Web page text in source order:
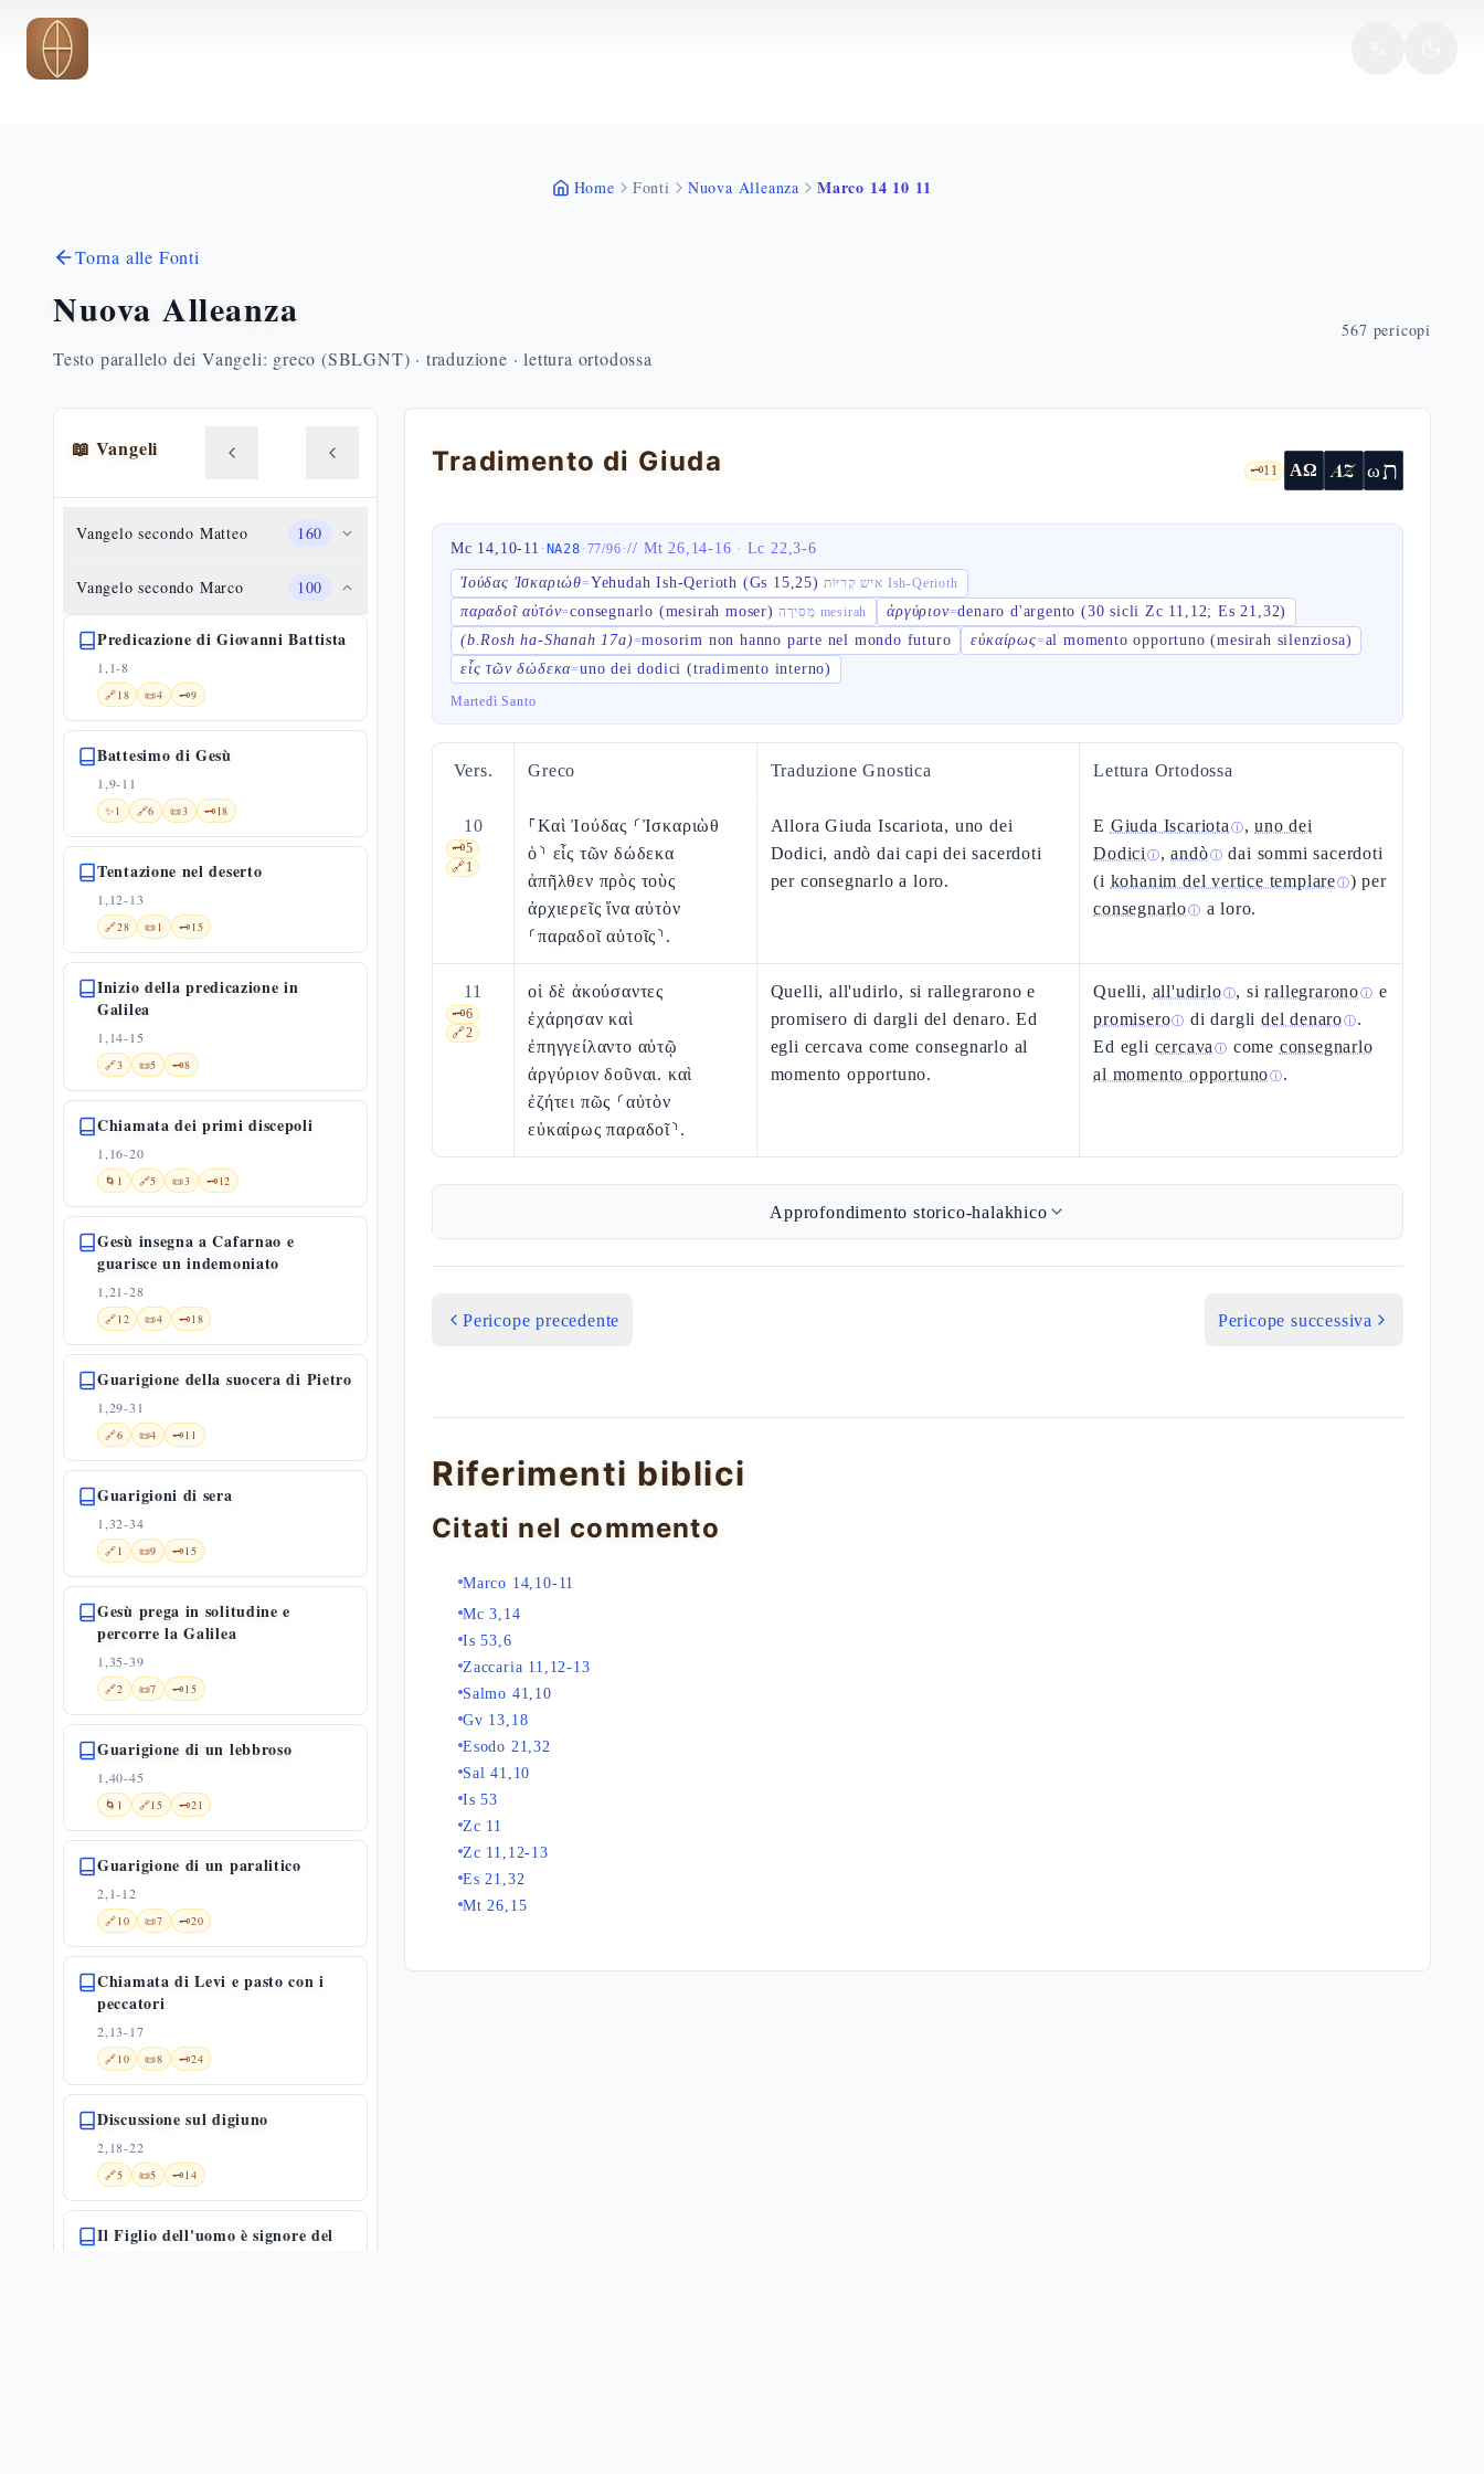
Vai al contenuto principale
Home Fonti Nuova Alleanza Marco 14 10 11
Torna alle Fonti
Nuova Alleanza
Testo parallelo dei Vangeli: greco (SBLGNT) · traduzione · lettura ortodossa
567 pericopi
📖 Vangeli
Vangelo secondo Matteo 160
Vangelo secondo Marco 100
Predicazione di Giovanni Battista
1,1-8
🔗18 📜4 🗝️9
Battesimo di Gesù
1,9-11
✨1 🔗6 📜3 🗝️18
Tentazione nel deserto
1,12-13
🔗28 📜1 🗝️15
Inizio della predicazione in
Galilea
1,14-15
🔗3 📜5 🗝️8
Chiamata dei primi discepoli
1,16-20
🌀 1 🔗5 📜3 🗝️12
Gesù insegna a Cafarnao e
guarisce un indemoniato
1,21-28
🔗12 📜4 🗝️18
Guarigione della suocera di Pietro
1,29-31
🔗6 📜4 🗝️11
Guarigioni di sera
1,32-34
🔗1 📜9 🗝️15
Gesù prega in solitudine e
percorre la Galilea
1,35-39
🔗2 📜7 🗝️15
Guarigione di un lebbroso
1,40-45
🌀 1 🔗15 🗝️21
Guarigione di un paralitico
2,1-12
🔗10 📜7 🗝️20
Chiamata di Levi e pasto con i
peccatori
2,13-17
🔗10 📜8 🗝️24
Discussione sul digiuno
2,18-22
🔗5 📜5 🗝️14
Il Figlio dell'uomo è signore del
Tradimento di Giuda 🗝️11 ΑΩ AZ ωת
Mc 14,10-11 · NA28· 77/96·// Mt 26,14-16 · Lc 22,3-6
Ἰούδας Ἰσκαριώθ=Yehudah Ish-Qerioth (Gs 15,25) אִישׁ קְרִיּוֹת Ish-Qerioth
παραδοῖ αὐτόν=consegnarlo (mesirah moser) מְסִירָה mesirah ἀργύριον=denaro d'argento (30 sicli Zc 11,12; Es 21,32)
(b.Rosh ha-Shanah 17a)=mosorim non hanno parte nel mondo futuro εὐκαίρως=al momento opportuno (mesirah silenziosa)
εἷς τῶν δώδεκα=uno dei dodici (tradimento interno)
Martedì Santo
Vers. Greco Traduzione Gnostica Lettura Ortodossa
10
🗝️5
🔗1
⸀Καὶ Ἰούδας ⸂Ἰσκαριὼθ
ὁ⸃ εἷς τῶν δώδεκα
ἀπῆλθεν πρὸς τοὺς
ἀρχιερεῖς ἵνα αὐτὸν
⸂παραδοῖ αὐτοῖς⸃.
Allora Giuda Iscariota, uno dei
Dodici, andò dai capi dei sacerdoti
per consegnarlo a loro.
E Giuda Iscariota ⓘ,uno dei
Dodici ⓘ,andòⓘ dai sommi sacerdoti
(i kohanim del vertice templareⓘ) per
consegnarloⓘ a loro.
11
🗝️6
🔗2
οἱ δὲ ἀκούσαντες
ἐχάρησαν καὶ
ἐπηγγείλαντο αὐτῷ
ἀργύριον δοῦναι. καὶ
ἐζήτει πῶς ⸂αὐτὸν
εὐκαίρως παραδοῖ⸃.
Quelli, all'udirlo, si rallegrarono e
promisero di dargli del denaro. Ed
egli cercava come consegnarlo al
momento opportuno.
Quelli, all'udirloⓘ, sirallegraronoⓘ e
promiseroⓘ di darglidel denaroⓘ.
Ed egli cercava ⓘ come consegnarlo
al momento opportunoⓘ.
Approfondimento storico-halakhico
Pericope precedente Pericope successiva
Riferimenti biblici
Citati nel commento
Marco 14,10-11
Mc 3,14
Is 53,6
Zaccaria 11,12-13
Salmo 41,10
Gv 13,18
Esodo 21,32
Sal 41,10
Is 53
Zc 11
Zc 11,12-13
Es 21,32
Mt 26,15